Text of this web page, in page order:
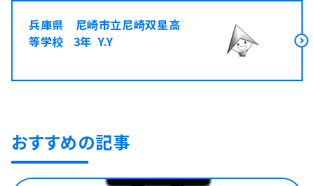
兵庫県 尼崎市立尼崎双星高
等学校 3年 Y.Y
おすすめの記事